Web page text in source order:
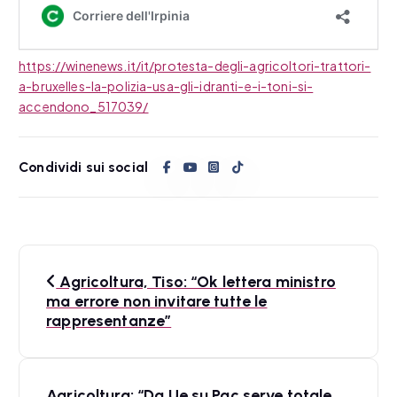
https://winenews.it/it/protesta-degli-agricoltori-trattori-
a-bruxelles-la-polizia-usa-gli-idranti-e-i-toni-si-
accendono_517039/
Condividi sui social
Agricoltura, Tiso: “Ok lettera ministro
ma errore non invitare tutte le
rappresentanze”